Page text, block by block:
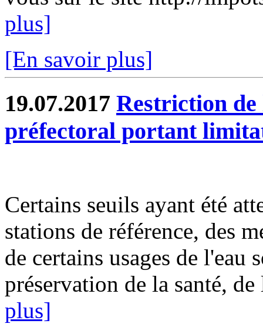
plus]
[En savoir plus]
19.07.2017 Restriction
préfectoral portant
Certains seuils ayant été
stations de référence, des
de certains usages de l'eau
préservation de la santé,
plus]